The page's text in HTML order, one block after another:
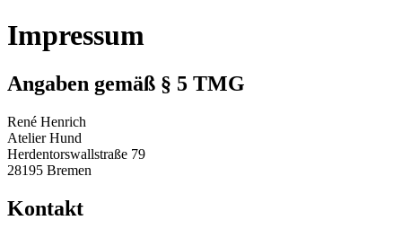
Impressum
Angaben gemäß § 5 TMG
René Henrich
Atelier Hund
Herdentorswallstraße 79
28195 Bremen
Kontakt